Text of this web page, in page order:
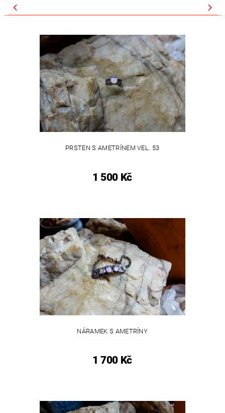
PRSTEN S AMETRÍNEM VEL. 53
1 500 Kč
NÁRAMEK S AMETRÍNY
1 700 Kč